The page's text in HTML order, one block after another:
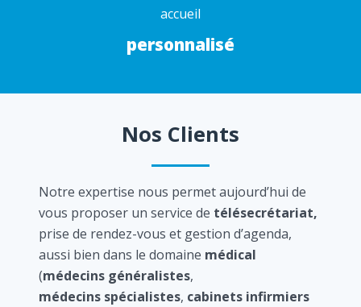
accueil
personnalisé
Nos Clients
Notre expertise nous permet aujourd’hui de
vous proposer un service de télésecrétariat,
prise de rendez-vous et gestion d’agenda,
aussi bien dans le domaine médical
(médecins généralistes,
médecins spécialistes, cabinets infirmiers